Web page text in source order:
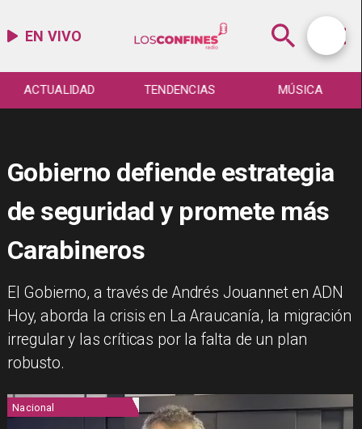
EN VIVO
ACTUALIDAD TENDENCIAS MÚSICA
Gobierno defiende estrategia
de seguridad y promete más
Carabineros
El Gobierno, a través de Andrés Jouannet en ADN
Hoy, aborda la crisis en La Araucanía, la migración
irregular y las críticas por la falta de un plan
robusto.
Nacional